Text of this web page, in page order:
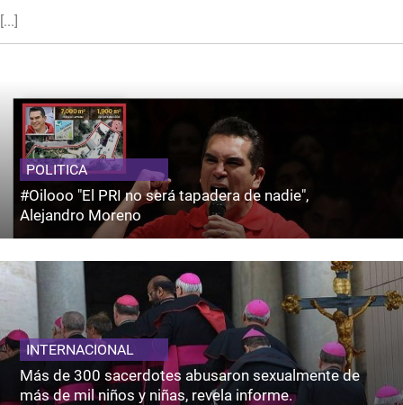
[...]
POLITICA
#Oilooo "El PRI no será tapadera de nadie",
Alejandro Moreno
INTERNACIONAL
Más de 300 sacerdotes abusaron sexualmente de
más de mil niños y niñas, revela informe.